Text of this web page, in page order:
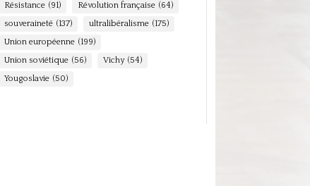
Résistance (91) Révolution française (64)
souveraineté (137) ultralibéralisme (175)
Union européenne (199)
Union soviétique (56) Vichy (54)
Yougoslavie (50)